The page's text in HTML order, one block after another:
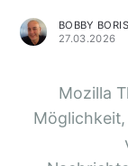
BOBBY
27.03.2026
Mozilla